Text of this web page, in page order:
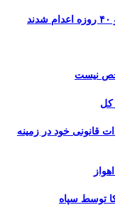
قانونی خود در زمینه